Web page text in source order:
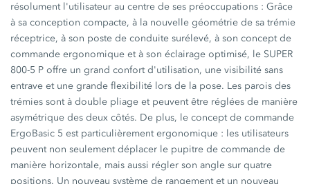
résolument l'utilisateur au centre de ses préoccupations : Grâce
à sa conception compacte, à la nouvelle géométrie de sa trémie
réceptrice, à son poste de conduite surélevé, à son concept de
commande ergonomique et à son éclairage optimisé, le SUPER
800-5 P offre un grand confort d'utilisation, une visibilité sans
entrave et une grande flexibilité lors de la pose. Les parois des
trémies sont à double pliage et peuvent être réglées de manière
asymétrique des deux côtés. De plus, le concept de commande
ErgoBasic 5 est particulièrement ergonomique : les utilisateurs
peuvent non seulement déplacer le pupitre de commande de
manière horizontale, mais aussi régler son angle sur quatre
positions. Un nouveau système de rangement et un nouveau